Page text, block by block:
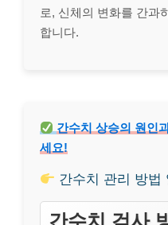
로, 신체의 변화를 간과
합니다.
간수치 상승의 원인
세요!
간수치 관리 방법
간수치 검사